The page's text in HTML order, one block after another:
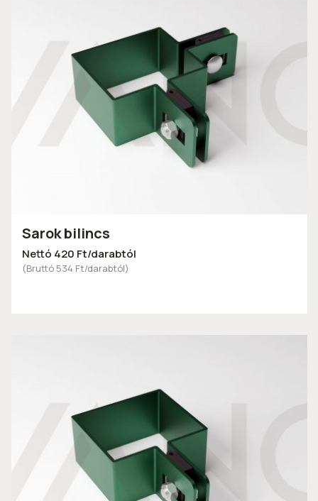
Sarok bilincs
Nettó 420 Ft/darabtól
(Bruttó 534 Ft/darabtól)